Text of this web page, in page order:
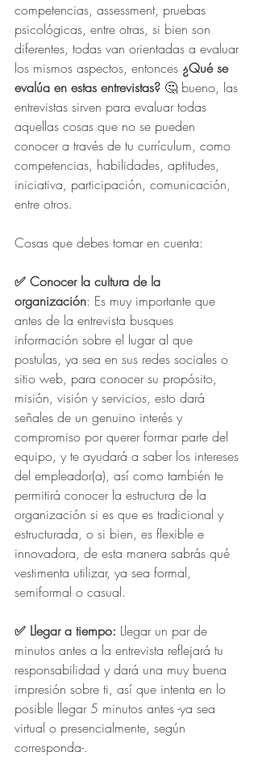
competencias, assessment, pruebas
psicológicas, entre otras, si bien son
diferentes, todas van orientadas a evaluar
los mismos aspectos, entonces ¿Qué se
evalúa en estas entrevistas? 🤔 bueno, las
entrevistas sirven para evaluar todas
aquellas cosas que no se pueden
conocer a través de tu currículum, como
competencias, habilidades, aptitudes,
iniciativa, participación, comunicación,
entre otros.
Cosas que debes tomar en cuenta:
✅ Conocer la cultura de la
organización: Es muy importante que
antes de la entrevista busques
información sobre el lugar al que
postulas, ya sea en sus redes sociales o
sitio web, para conocer su propósito,
misión, visión y servicios, esto dará
señales de un genuino interés y
compromiso por querer formar parte del
equipo, y te ayudará a saber los intereses
del empleador(a), así como también te
permitirá conocer la estructura de la
organización si es que es tradicional y
estructurada, o si bien, es flexible e
innovadora, de esta manera sabrás qué
vestimenta utilizar, ya sea formal,
semiformal o casual.
✅ Llegar a tiempo: Llegar un par de
minutos antes a la entrevista reflejará tu
responsabilidad y dará una muy buena
impresión sobre ti, así que intenta en lo
posible llegar 5 minutos antes -ya sea
virtual o presencialmente, según
corresponda-.